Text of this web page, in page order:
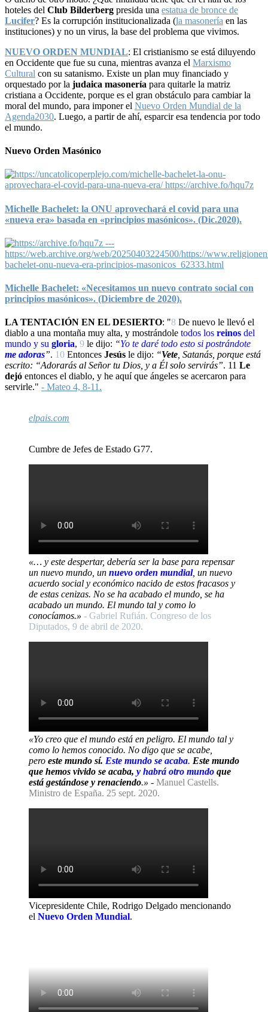
hoteles del Club Bilderberg presida una estatua de bronce de
Lucifer? Es la corrupción institucionalizada (la masonería en las
instituciones) y no un virus, la base del problema que vivimos.
NUEVO ORDEN MUNDIAL: El cristianismo se está diluyendo
en Occidente que fue su cuna, mientras avanza el Marxismo
Cultural con su satanismo. Existe un plan muy financiado y
orquestado por la judaica masonería para quitarle la matriz
cristiana a Occidente, porque es el gran obstáculo para cambiar la
moral del mundo, para imponer el Nuevo Orden Mundial de la
Agenda2030. Luego, a partir de ahí, esparcir esa tendencia por todo
el mundo.
Nuevo Orden Masónico
Michelle Bachelet: la ONU aprovechará el covid para una
«nueva era» basada en «principios masónicos». (Dic.2020).
Michelle Bachelet: «Necesitamos un nuevo contrato social con
principios masónicos». (Diciembre de 2020).
LA TENTACIÓN EN EL DESIERTO: "8 De nuevo le llevó el
diablo a una montaña muy alta, y mostrándole todos los reinos del
mundo y su gloria, 9 le dijo: “Yo te daré todo esto si postrándote
me adoras”. 10 Entonces Jesús le dijo: “Vete, Satanás, porque está
escrito: “Adorarás al Señor tu Dios, y a Él solo servirás”. 11 Le
dejó entonces el diablo, y he aquí que ángeles se acercaron para
servirle." - Mateo 4, 8-11.
elpais.com
Cumbre de Jefes de Estado G77.
«… y este despertar, debería ser la base para repensar
un nuevo mundo, un nuevo orden mundial, un nuevo
acuerdo social y económico nacido de estos fracasos y
de estas cenizas. No se ha acabado el mundo, se ha
acabado un mundo. El mundo tal y como lo
conocíamos.» - Gabriel Rufián. Congreso de los
Diputados, 9 de abril de 2020.
«Yo creo que el mundo está en peligro. El mundo tal y
como lo hemos conocido. No digo que se acabe,
pero este mundo sí. Este mundo se acaba. Este mundo
que hemos vivido se acaba, y habrá otro mundo que
está gestándose y renaciendo.» - Manuel Castells.
Ministro de España. 25 sept. 2020.
Vicepresidente Chile, Rodrigo Delgado mencionando
el Nuevo Orden Mundial.